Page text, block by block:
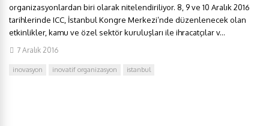
organizasyonlardan biri olarak nitelendiriliyor. 8, 9 ve 10 Aralık 2016
tarihlerinde ICC, İstanbul Kongre Merkezi’nde düzenlenecek olan
etkinlikler, kamu ve özel sektör kuruluşları ile ihracatçılar v...
7 Aralık 2016
inovasyon inovatif organizasyon istanbul